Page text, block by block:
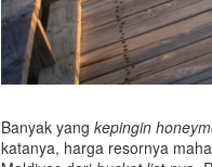
Banyak yang kepingin
katanya, harga resornya